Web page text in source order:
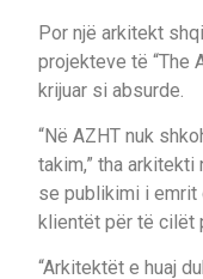
Por një arkitekt
projekteve të “The
krijuar si absurde.
“Në AZHT nuk
takim,” tha
se publikimi i
klientët për të cilët
“Arkitektët e huaj